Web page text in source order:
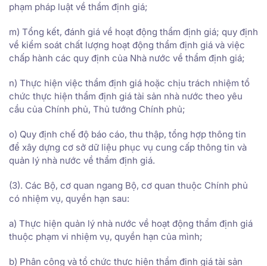
phạm pháp luật về thẩm định giá;
m) Tổng kết, đánh giá về hoạt động thẩm định giá; quy định
về kiểm soát chất lượng hoạt động thẩm định giá và việc
chấp hành các quy định của Nhà nước về thẩm định giá;
n) Thực hiện việc thẩm định giá hoặc chịu trách nhiệm tổ
chức thực hiện thẩm định giá tài sản nhà nước theo yêu
cầu của Chính phủ, Thủ tướng Chính phủ;
o) Quy định chế độ báo cáo, thu thập, tổng hợp thông tin
để xây dựng cơ sở dữ liệu phục vụ cung cấp thông tin và
quản lý nhà nước về thẩm định giá.
(3). Các Bộ, cơ quan ngang Bộ, cơ quan thuộc Chính phủ
có nhiệm vụ, quyền hạn sau:
a) Thực hiện quản lý nhà nước về hoạt động thẩm định giá
thuộc phạm vi nhiệm vụ, quyền hạn của mình;
b) Phân công và tổ chức thực hiện thẩm định giá tài sản